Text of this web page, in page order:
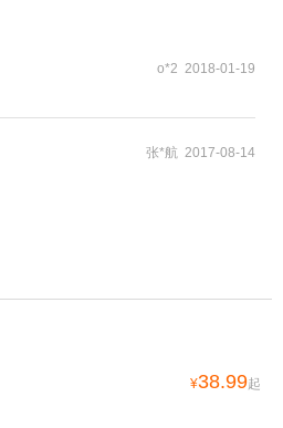
o*2 2018-01-19
张*航 2017-08-14
¥38.99起